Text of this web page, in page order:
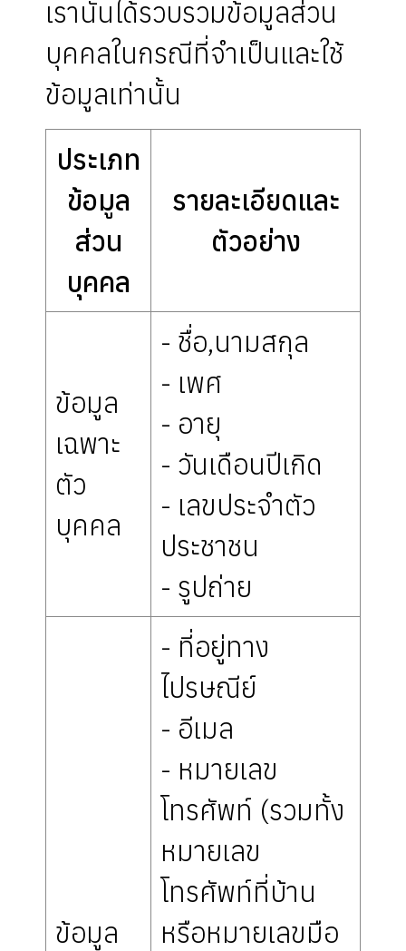
เรานั้นได้รวบรวมข้อมูลส่วน
บุคคลในกรณีที่จำเป็นและใช้
ข้อมูลเท่านั้น
ประเภท
ข้อมูล
ส่วน
บุคคล
รายละเอียดและ
ตัวอย่าง
ข้อมูล
เฉพาะ
ตัว
บุคคล
- ชื่อ,นามสกุล
- เพศ
- อายุ
- วันเดือนปีเกิด
- เลขประจำตัว
ประชาชน
- รูปถ่าย
ข้อมูล
- ที่อยู่ทาง
ไปรษณีย์
- อีเมล
- หมายเลข
โทรศัพท์ (รวมทั้ง
หมายเลข
โทรศัพท์ที่บ้าน
หรือหมายเลขมือ